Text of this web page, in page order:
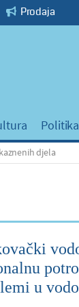
Prodaja
Politika
u